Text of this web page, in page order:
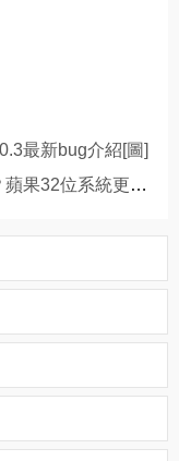
最新bug介紹[圖]
32位系統的可以更新iOS10.3.1嗎？蘋果32位系統更新iOS10.3.1介紹[圖]